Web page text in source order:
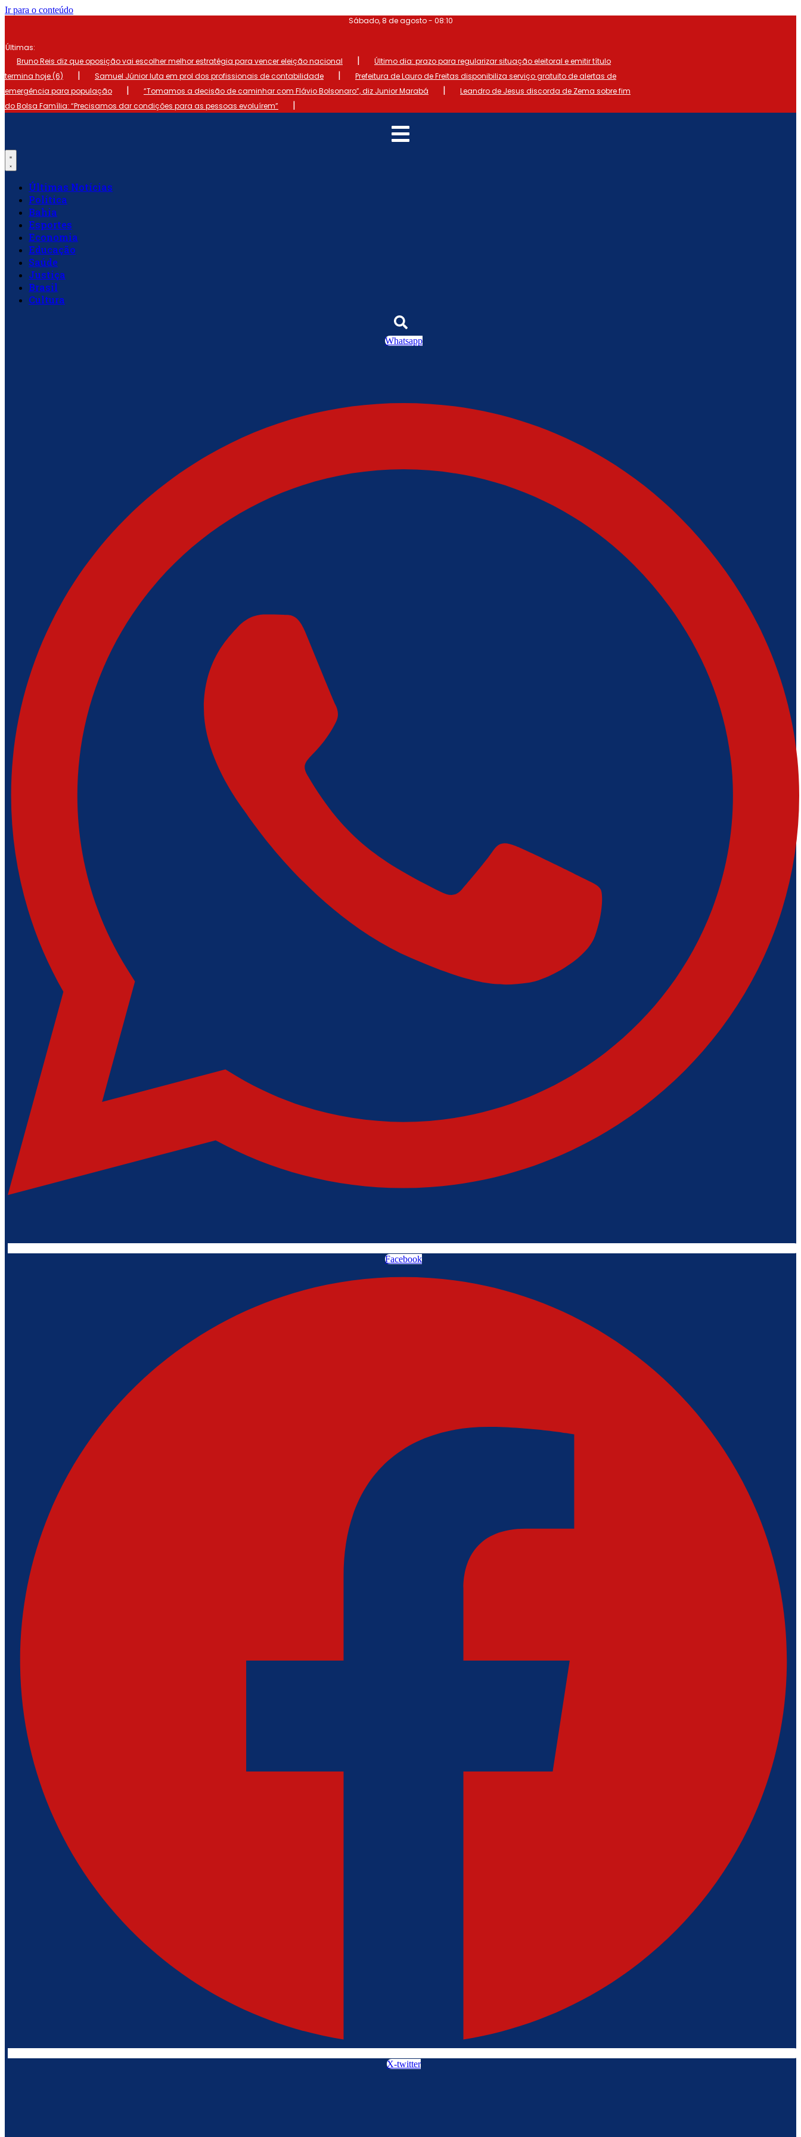
Ir para o conteúdo
Sábado, 8 de agosto - 08:10
Últimas:
Bruno Reis diz que oposição vai escolher melhor estratégia para vencer eleição nacional
|
Último dia: prazo para regularizar situação eleitoral e emitir título
termina hoje (6)
| Samuel Júnior luta em prol dos profissionais de contabilidade |
Prefeitura de Lauro de Freitas disponibiliza serviço gratuito de alertas de
emergência para população
| “Tomamos a decisão de caminhar com Flávio Bolsonaro”, diz Junior Marabá |
Leandro de Jesus discorda de Zema sobre fim
do Bolsa Família: “Precisamos dar condições para as pessoas evoluírem”
|
Últimas Notícias
Política
Bahia
Esportes
Economia
Educação
Saúde
Justiça
Brasil
Cultura
Whatsapp
Facebook
X-twitter